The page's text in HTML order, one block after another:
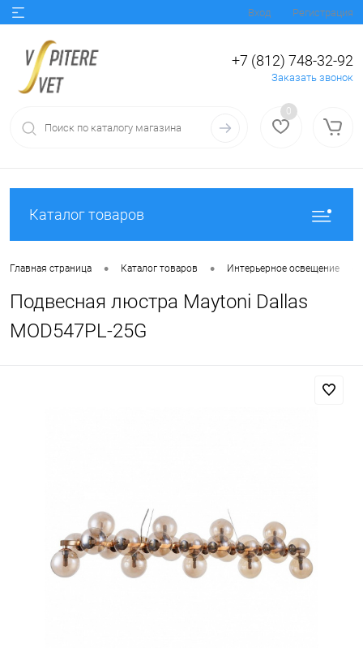
Вход Регистрация
+7 (812) 748-32-92
Заказать звонок
0
Каталог товаров
Главная страница • Каталог товаров • Интерьерное освещение
Подвесная люстра Maytoni Dallas
MOD547PL-25G